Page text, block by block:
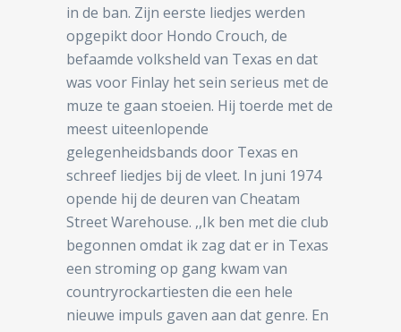
in de ban. Zijn eerste liedjes werden
opgepikt door Hondo Crouch, de
befaamde volksheld van Texas en dat
was voor Finlay het sein serieus met de
muze te gaan stoeien. Hij toerde met de
meest uiteenlopende
gelegenheidsbands door Texas en
schreef liedjes bij de vleet. In juni 1974
opende hij de deuren van Cheatam
Street Warehouse. ,,Ik ben met die club
begonnen omdat ik zag dat er in Texas
een stroming op gang kwam van
countryrockartiesten die een hele
nieuwe impuls gaven aan dat genre. En